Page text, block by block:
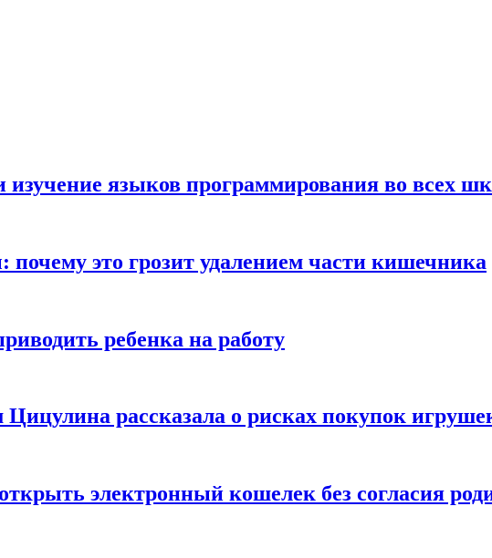
изучение языков программирования во всех
это грозит удалением части кишечника
ребенка на работу
рассказала о рисках покупок
электронный кошелек без согласия